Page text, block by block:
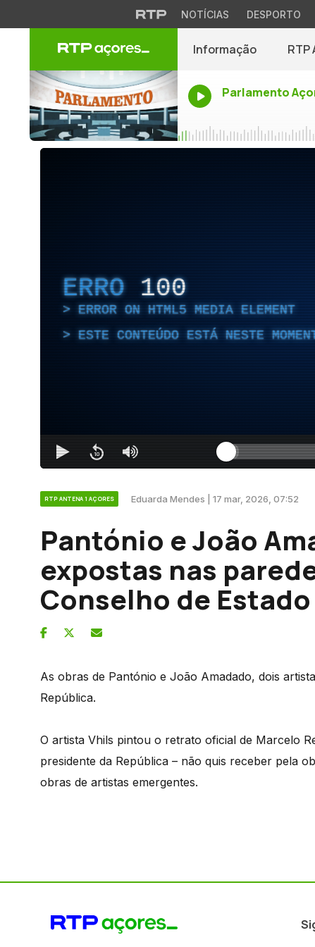
NOTÍCIAS DESPORTO
Informação RTP
Parlamento
ERRO 100
ERROR ON HTML5 MEDIA ELEMENT
ESTE CONTEÚDO ESTÁ NESTE
RTP ANTENA 1 AÇORES Eduarda Mendes | 17 mar, 2026, 07:52
Pantónio e João
expostas nas
Conselho de Estado
As obras de Pantónio e João Amadado, dois
República.
O artista Vhils pintou o retrato oficial de Marcelo
presidente da República – não quis receber pela
obras de artistas emergentes.